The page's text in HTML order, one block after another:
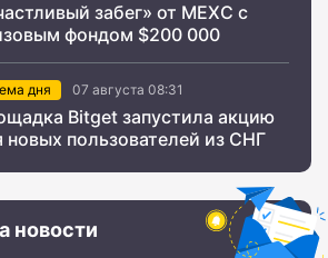
забег» от MEXC с
фондом $200 000
дня 07 августа 08:31
Bitget запустила акцию
новых пользователей из СНГ
новости